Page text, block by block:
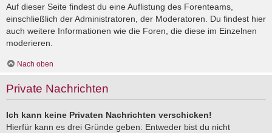
Auf dieser Seite findest du eine Auflistung des Forenteams,
einschließlich der Administratoren, der Moderatoren. Du findest hier
auch weitere Informationen wie die Foren, die diese im Einzelnen
moderieren.
Nach oben
Private Nachrichten
Ich kann keine Privaten Nachrichten verschicken!
Hierfür kann es drei Gründe geben: Entweder bist du nicht